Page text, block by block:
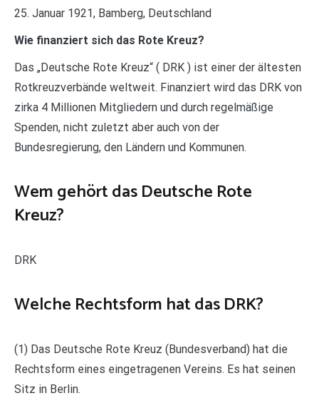
25. Januar 1921, Bamberg, Deutschland
Wie finanziert sich das Rote Kreuz?
Das „Deutsche Rote Kreuz“ ( DRK ) ist einer der ältesten
Rotkreuzverbände weltweit. Finanziert wird das DRK von
zirka 4 Millionen Mitgliedern und durch regelmäßige
Spenden, nicht zuletzt aber auch von der
Bundesregierung, den Ländern und Kommunen.
Wem gehört das Deutsche Rote
Kreuz?
DRK
Welche Rechtsform hat das DRK?
(1) Das Deutsche Rote Kreuz (Bundesverband) hat die
Rechtsform eines eingetragenen Vereins. Es hat seinen
Sitz in Berlin.